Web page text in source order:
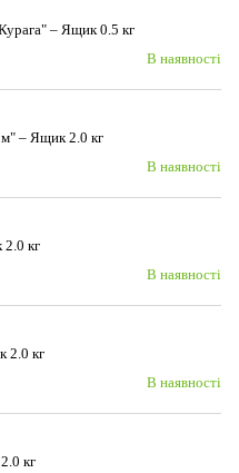
– Ящик 0.5 кг
В наявності
– Ящик 2.0 кг
В наявності
кг
В наявності
2.0 кг
В наявності
кг